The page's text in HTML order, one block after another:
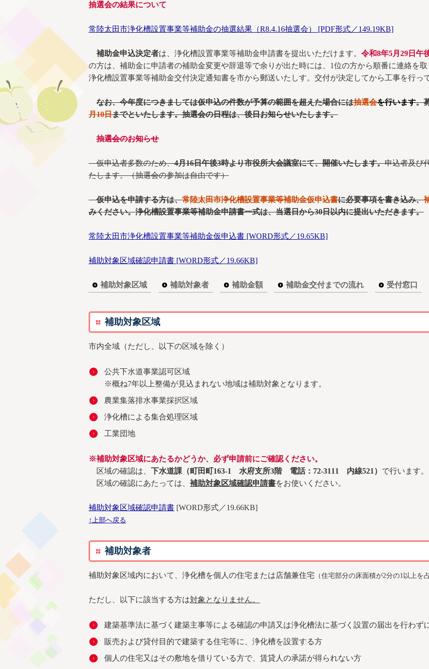
抽選会の結果について
常陸太田市浄化槽設置事業等補助金の抽選結果（R8.4.16抽選会） [PDF形式／149.19KB]
補助金申込決定者は、浄化槽設置事業等補助金申請書を提出いただけます。 令和8年5月29日午
の方は、補助金に申請者の補助金変更や辞退等で余りが出た時には、1位の方から順番に連絡を
浄化槽設置事業等補助金交付決定通知書を市から郵送いたしす。交付が決定してから工事を行っ
なお、今年度につきましては仮申込の件数が予算の範囲を超えた場合には抽選会を行います。
月10日までといたします。抽選会の日程は、後日お知らせいたします。
抽選会のお知らせ
仮申込者多数のため、4月16日午後3時より市役所大会議室にて、開催いたします。申込者及び
たします。（抽選会の参加は自由です）
仮申込を申請する方は、常陸太田市浄化槽設置事業等補助金仮申込書に必要事項を書き込み、
みください。浄化槽設置事業等補助金申請書一式は、当選日から30日以内に提出いただきます。
常陸太田市浄化槽設置事業等補助金仮申込書 [WORD形式／19.65KB]
補助対象区域確認申請書 [WORD形式／19.66KB]
補助対象区域 補助対象者 補助金額 補助金交付までの流れ 受付窓口
補助対象区域
市内全域（ただし、以下の区域を除く）
公共下水道事業認可区域
※概ね7年以上整備が見込まれない地域は補助対象となります。
農業集落排水事業採択区域
浄化槽による集合処理区域
工業団地
※補助対象区域にあたるかどうか、必ず申請前にご確認ください。
区域の確認は、 下水道課（町田町163-1 水府支所3階 電話：72-3111 内線521） で行います。
区域の確認にあたっては、 補助対象区域確認申請書をお使いください。
補助対象区域確認申請書 [WORD形式／19.66KB]
↑上部へ戻る
補助対象者
補助対象区域内において、浄化槽を個人の住宅または店舗兼住宅 （住宅部分の床面積が2分の1以上を
ただし、以下に該当する方は対象となりません。
建築基準法に基づく建築主事等による確認の申請又は浄化槽法に基づく設置の届出を行わず
販売および貸付目的で建築する住宅等に、浄化槽を設置する方
個人の住宅又はその敷地を借りている方で、賃貸人の承諾が得られない方